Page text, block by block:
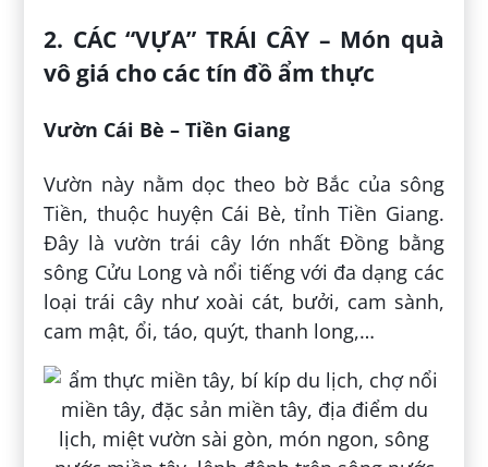
2. CÁC “VỰA” TRÁI CÂY – Món quà
vô giá cho các tín đồ ẩm thực
Vườn Cái Bè – Tiền Giang
Vườn này nằm dọc theo bờ Bắc của sông
Tiền, thuộc huyện Cái Bè, tỉnh Tiền Giang.
Đây là vườn trái cây lớn nhất Đồng bằng
sông Cửu Long và nổi tiếng với đa dạng các
loại trái cây như xoài cát, bưởi, cam sành,
cam mật, ổi, táo, quýt, thanh long,…